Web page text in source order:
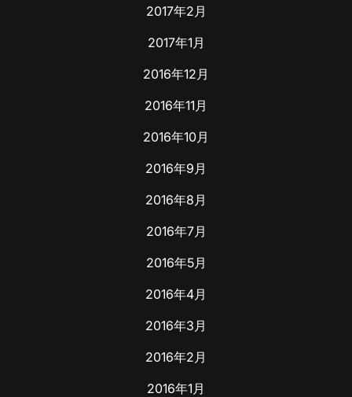
2017年2月
2017年1月
2016年12月
2016年11月
2016年10月
2016年9月
2016年8月
2016年7月
2016年5月
2016年4月
2016年3月
2016年2月
2016年1月